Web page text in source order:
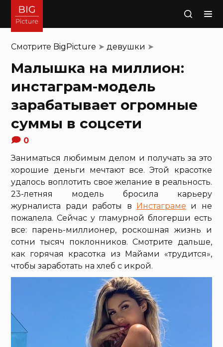
Поиск
Смотрите BigPicture ➤девушки ➤
Малышка на миллион:
инстаграм-модель
зарабатывает огромные
суммы в соцсети
0
Заниматься любимым делом и получать за это
хорошие деньги мечтают все. Этой красотке
удалось воплотить свое желание в реальность.
23-летняя модель бросила карьеру
журналиста ради работы в Инстаграме и не
пожалела. Сейчас у гламурной блогерши есть
все: парень-миллионер, роскошная жизнь и
сотни тысяч поклонников. Смотрите дальше,
как горячая красотка из Майами «трудится»,
чтобы заработать на хлеб с икрой.